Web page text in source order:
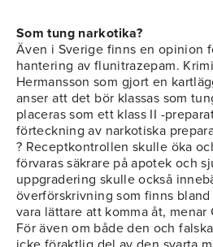
Som tung narkotika?
Även i Sverige finns en opinion
hantering av flunitrazepam.
Hermansson som gjort en
anser att det bör klassas som
placeras som ett klass II -
förteckning av narkotiska
? Receptkontrollen skulle öka
förvaras säkrare på apotek och
uppgradering skulle också
överförskrivning som finns
vara lättare att komma åt, menar
För även om både den och